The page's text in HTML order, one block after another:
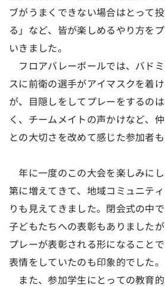
ブがうまくできない場合はとって
る」など、皆が楽しめるやり方を
いきました。
フロアバレーボールでは、バド
スに前衛の選手がアイマスクを着
が、目隠しをしてプレーをするの
く、チームメイトの声かけなど、
との大切さを改めて感じた参加者も
年に一度のこの大会を楽しみに
第に増えてきて、地域コミュニテ
りも見えてきました。閉会式の中
子どもたちへの表彰もありました
プレーが表彰される形になること
表情をしていたのも印象的でした。
また、参加学生にとっての教育